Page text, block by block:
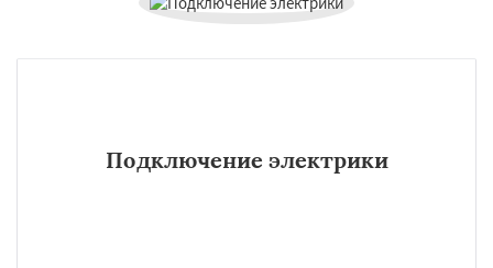
Подключение электрики